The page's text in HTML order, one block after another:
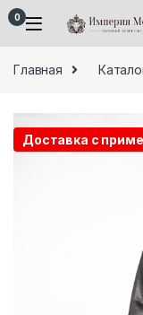
Skip to navigation
Skip to content
0
Главная
Доставка с